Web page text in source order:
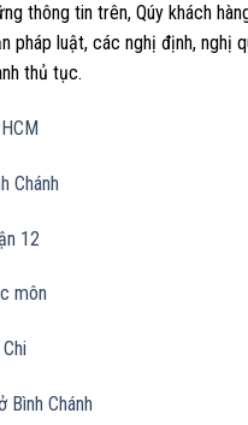
thông tin trên, Qúy khách
pháp luật, các nghị định, nghị
thủ tục.
Chánh
12
môn
Bình Chánh